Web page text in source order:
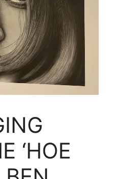
‘HOE